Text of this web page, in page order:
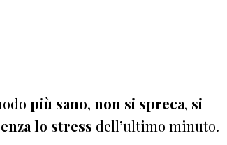
più sano, non si spreca, si
lo stress dell’ultimo minuto.